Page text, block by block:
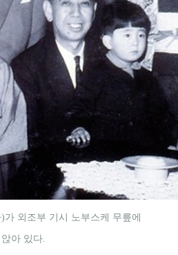
외조부 기시 노부스케 무릎에
앉아 있다.